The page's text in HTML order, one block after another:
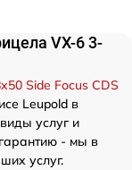
VX-6 3-
Side Focus CDS
Leupold в
услуг и
- мы в
услуг.